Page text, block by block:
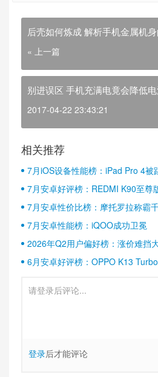
后壳如何炼成 解析手机金属机
« 上一篇
别进误区 手机充满电竟会降低
2017-04-22 23:43:21
相关推荐
7月iOS设备性能榜：iPad Pro 4被
7月安卓好评榜：REDMI K90至尊
半壁江山
7月安卓性价比榜：摩托罗拉称霸
7月安卓性能榜：iQOO成功卫冕
2026年Q2用户偏好榜：涨价难挡
6月安卓好评榜：OPPO K13
登录后才能评论